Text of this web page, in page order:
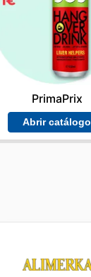
PrimaPrix
Abrir catálogo